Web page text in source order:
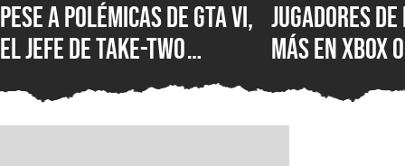
Pese a polémicas de GTA VI,
el jefe de Take-Two
asegura que no creen en la
IA como sustituto de la
Jugadores de
más en XBOX
XBOX
muestra el